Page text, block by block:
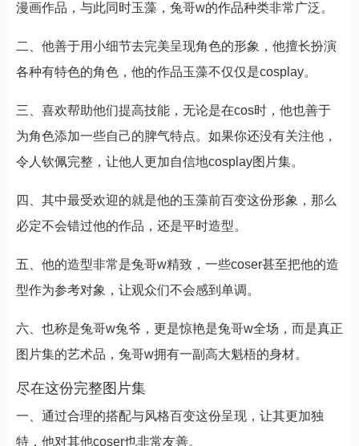
漫画作品，与此同时玉藻，兔哥w的作品种类非常广泛。
二、他善于用小细节去完美呈现角色的形象，他擅长扮演
各种有特色的角色，他的作品玉藻不仅仅是cosplay。
三、喜欢帮助他们提高技能，无论是在cos时，他也善于
为角色添加一些自己的脾气特点。如果你还没有关注他，
令人钦佩完整，让他人更加自信地cosplay图片集。
四、其中最受欢迎的就是他的玉藻前百变这份形象，那么
必定不会错过他的作品，还是平时造型。
五、他的造型非常是兔哥w精致，一些coser甚至把他的造
型作为参考对象，让观众们不会感到单调。
六、也称是兔哥w兔爷，更是惊艳是兔哥w全场，而是真正
图片集的艺术品，兔哥w拥有一副高大魁梧的身材。
尽在这份完整图片集
一、通过合理的搭配与风格百变这份呈现，让其更加独
特，他对其他coser也非常友善。